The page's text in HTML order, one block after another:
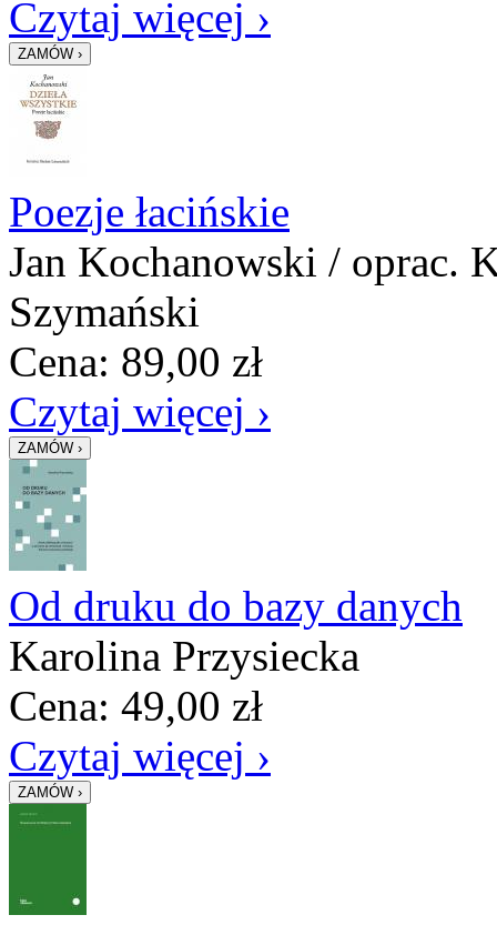
Czytaj więcej ›
Poezje łacińskie
Jan Kochanowski / oprac.
Szymański
Cena: 89,00 zł
Czytaj więcej ›
Od druku do bazy danych
Karolina Przysiecka
Cena: 49,00 zł
Czytaj więcej ›